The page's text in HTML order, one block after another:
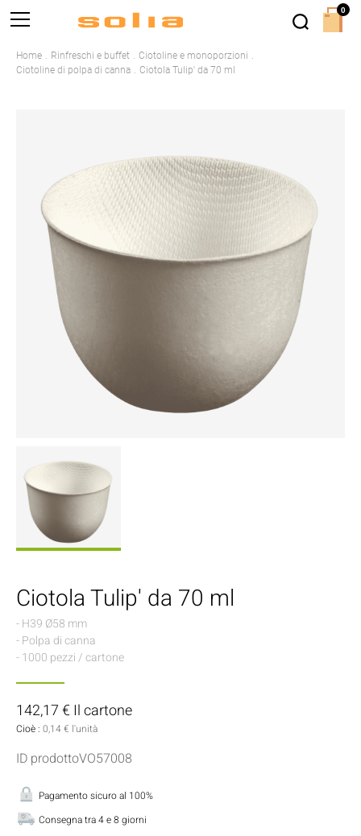
Home Rinfreschi e buffet
Ciotoline e monoporzioni
Ciotoline di polpa di canna
Ciotola Tulip' da 70 ml
Ciotola Tulip' da 70 ml
- H39 Ø58 mm
- Polpa di canna
- 1000 pezzi / cartone
142,17 € Il cartone
Cioè : 0,14 € l'unità
ID prodottoVO57008
Pagamento sicuro al 100%
Consegna tra 4 e 8 giorni
0